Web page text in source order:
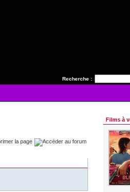
Recherche :
Films à